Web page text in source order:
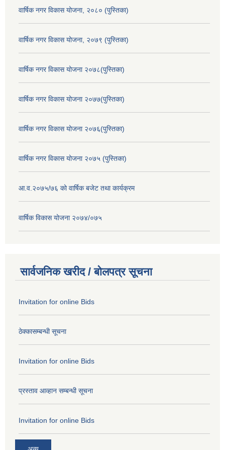
वार्षिक नगर विकास योजना, २०८० (पुस्तिका)
वार्षिक नगर विकास योजना, २०७९ (पुस्तिका)
वार्षिक नगर विकास योजना २०७८(पुस्तिका)
वार्षिक नगर विकास योजना २०७७(पुस्तिका)
वार्षिक नगर विकास योजना २०७६(पुस्तिका)
वार्षिक नगर विकास योजना २०७५ (पुस्तिका)
आ.व.२०७५/७६ को वार्षिक बजेट तथा कार्यक्रम
वार्षिक विकास योजना २०७४/०७५
सार्वजनिक खरीद / बोलपत्र सूचना
Invitation for online Bids
ठेक्कासम्बन्धी सूचना
Invitation for online Bids
प्रस्ताव आव्हान सम्बन्धी सूचना
Invitation for online Bids